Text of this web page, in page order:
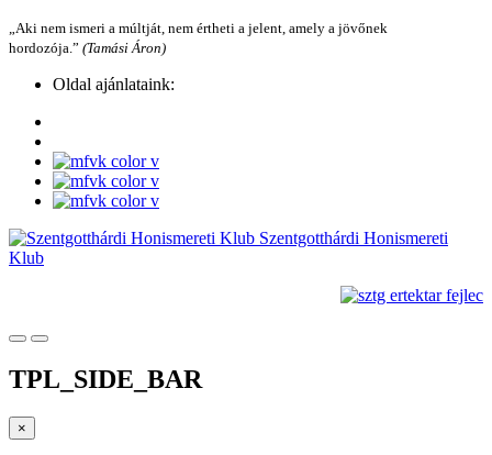
„Aki nem ismeri a múltját, nem értheti a jelent, amely a jövőnek
hordozója.” (Tamási Áron)
Oldal ajánlataink:
Szentgotthárdi Honismereti
Klub
TPL_SIDE_BAR
×